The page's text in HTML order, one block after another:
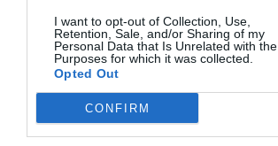
I want to opt-out of Collection, Use,
Retention, Sale, and/or Sharing of my
Personal Data that Is Unrelated with the
Purposes for which it was collected.
Opted Out
CONFIRM